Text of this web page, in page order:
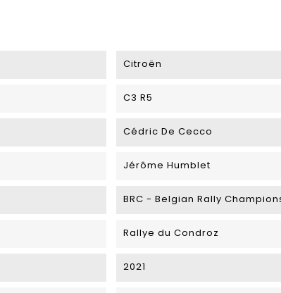
Citroën
C3 R5
Cédric De Cecco
Jérôme Humblet
BRC - Belgian Rally
Rallye du Condroz
2021